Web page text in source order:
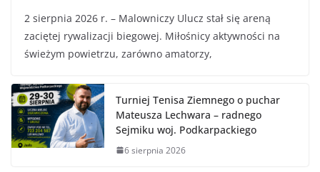
2 sierpnia 2026 r. – Malowniczy Ulucz stał się areną
zaciętej rywalizacji biegowej. Miłośnicy aktywności na
świeżym powietrzu, zarówno amatorzy,
Turniej Tenisa Ziemnego o puchar
Mateusza Lechwara – radnego
Sejmiku woj. Podkarpackiego
6 sierpnia 2026